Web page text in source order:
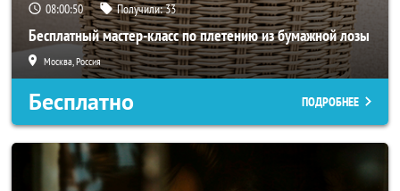
08:00:48 Получили:33
Бесплатный мастер-класс по плетению из бумажной лозы
Москва, Россия
Бесплатно ПОДРОБНЕЕ